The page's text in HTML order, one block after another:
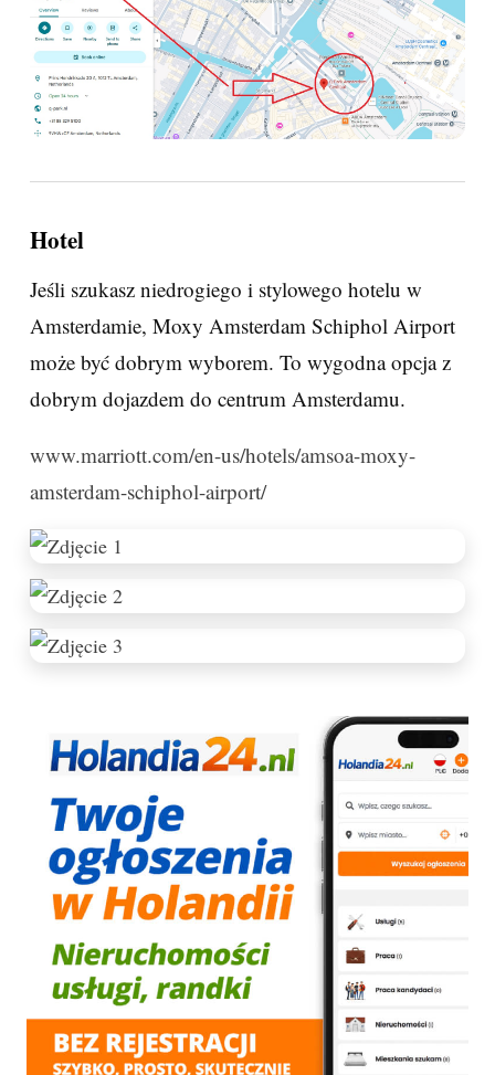
Hotel
Jeśli szukasz niedrogiego i stylowego hotelu w
Amsterdamie, Moxy Amsterdam Schiphol Airport
może być dobrym wyborem. To wygodna opcja z
dobrym dojazdem do centrum Amsterdamu.
www.marriott.com/en-us/hotels/amsoa-moxy-
amsterdam-schiphol-airport/